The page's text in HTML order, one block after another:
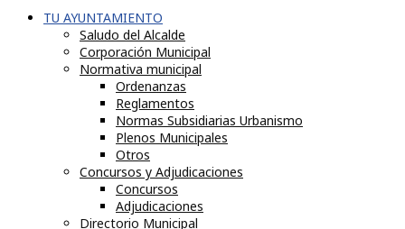
TU AYUNTAMIENTO
Saludo del Alcalde
Corporación Municipal
Normativa municipal
Ordenanzas
Reglamentos
Normas Subsidiarias Urbanismo
Plenos Municipales
Otros
Concursos y Adjudicaciones
Concursos
Adjudicaciones
Directorio Municipal